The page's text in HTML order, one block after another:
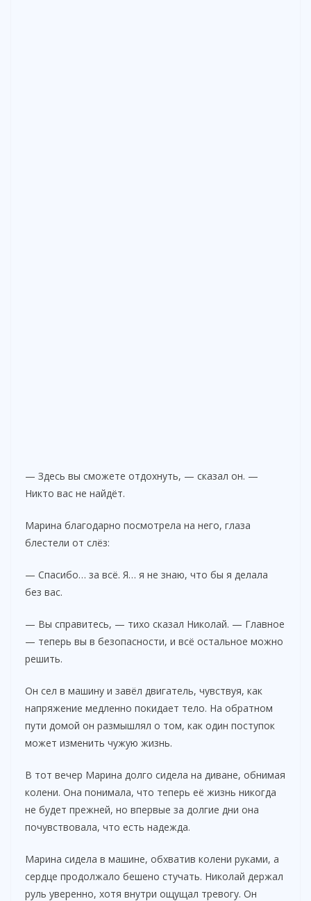
— Здесь вы сможете отдохнуть, — сказал он. —
Никто вас не найдёт.
Марина благодарно посмотрела на него, глаза
блестели от слёз:
— Спасибо… за всё. Я… я не знаю, что бы я делала
без вас.
— Вы справитесь, — тихо сказал Николай. — Главное
— теперь вы в безопасности, и всё остальное можно
решить.
Он сел в машину и завёл двигатель, чувствуя, как
напряжение медленно покидает тело. На обратном
пути домой он размышлял о том, как один поступок
может изменить чужую жизнь.
В тот вечер Марина долго сидела на диване, обнимая
колени. Она понимала, что теперь её жизнь никогда
не будет прежней, но впервые за долгие дни она
почувствовала, что есть надежда.
Марина сидела в машине, обхватив колени руками, а
сердце продолжало бешено стучать. Николай держал
руль уверенно, хотя внутри ощущал тревогу. Он